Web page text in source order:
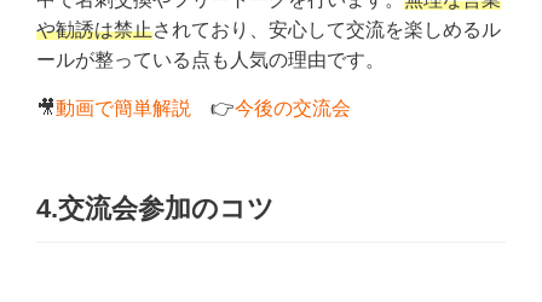
や勧誘は禁止されており、安心して交流を楽しめるル
ールが整っている点も人気の理由です。
🎥動画で簡単解説 👉今後の交流会
4.交流会参加のコツ